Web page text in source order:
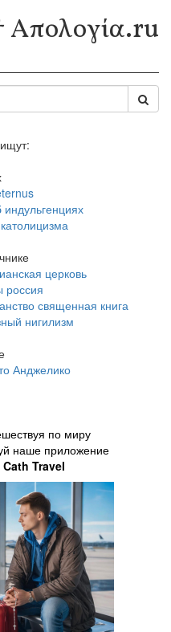
Απολογία.ru
церковь
священная книга
нигилизм
Анджелико
по миру
наше приложение
Cath Travel